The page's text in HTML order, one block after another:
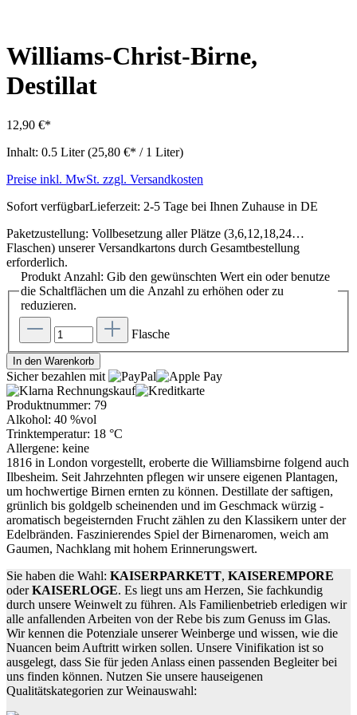
Williams-Christ-Birne,
Destillat
12,90 €*
Inhalt: 0.5 Liter(25,80 €* / 1 Liter)
Preise inkl. MwSt. zzgl. Versandkosten
Sofort verfügbarLieferzeit: 2-5 Tage bei Ihnen Zuhause in DE
Paketzustellung: Vollbesetzung aller Plätze (3,6,12,18,24…
Flaschen) unserer Versandkartons durch Gesamtbestellung
erforderlich.
Produkt Anzahl: Gib den gewünschten Wert ein oder benutze
die Schaltflächen um die Anzahl zu erhöhen oder zu
reduzieren.
Flasche
In den Warenkorb
Sicher bezahlen mit
Produktnummer: 79
Alkohol: 40 %vol
Trinktemperatur: 18 °C
Allergene: keine
1816 in London vorgestellt, eroberte die Williamsbirne folgend auch
Ilbesheim. Seit Jahrzehnten pflegen wir unsere eigenen Plantagen,
um hochwertige Birnen ernten zu können. Destillate der saftigen,
grünlich bis goldgelb scheinenden und im Geschmack würzig -
aromatisch begeisternden Frucht zählen zu den Klassikern unter der
Edelbränden. Faszinierendes Spiel der Birnenaromen, weich am
Gaumen, Nachklang mit hohem Erinnerungswert.
Sie haben die Wahl: KAISERPARKETT, KAISEREMPORE
oderKAISERLOGE. Es liegt uns am Herzen, Sie fachkundig
durch unsere Weinwelt zu führen. Als Familienbetrieb erledigen wir
alle anfallenden Arbeiten von der Rebe bis zum Genuss im Glas.
Wir kennen die Potenziale unserer Weinberge und wissen, wie die
Nuancen beim Auftritt wirken sollen. Unsere Vinifikation ist so
ausgelegt, dass Sie für jeden Anlass einen passenden Begleiter bei
uns finden können. Nutzen Sie unsere hauseigenen
Qualitätskategorien zur Weinauswahl: